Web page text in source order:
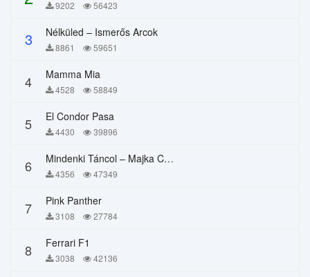
9202 56423
3 Nélküled – Ismerős Arcok
8861 59651
4 Mamma Mia
4528 58849
5 El Condor Pasa
4430 39896
6 Mindenki Táncol – Majka Curtis, Péter Majoros
4356 47349
7 Pink Panther
3108 27784
8 Ferrari F1
3038 42136